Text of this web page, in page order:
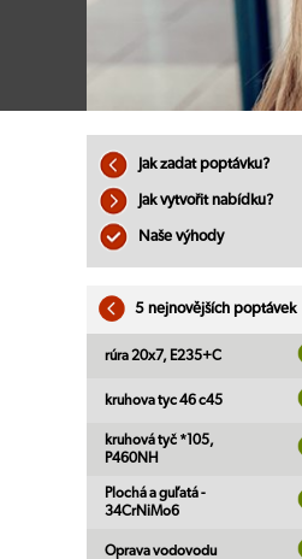
Jak zadat poptávku?
Jak vytvořit nabídku?
Naše výhody
5 nejnovějších poptávek
rúra 20x7, E235+C
kruhova tyc 46 c45
kruhová tyč *105,
P460NH
Plochá a guľatá -
34CrNiMo6
Oprava vodovodu